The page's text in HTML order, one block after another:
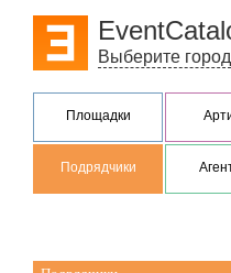
Выберите город
Площадки
Подрядчики